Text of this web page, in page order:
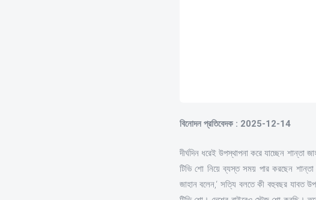
বিনোদন প্রতিবেদক : 2025-12-14
দীর্ঘদিন ধরেই উপস্থাপনা করে যাচ্ছেন
টিভি শো নিয়ে ব্যস্ত সময় পার করছেন
জাহান বলেন,‘ সত্যি বলতে কী বহুবছর যাবত